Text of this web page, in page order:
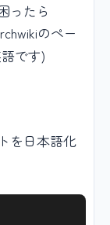
ったら
のペー
です)
を日本語化